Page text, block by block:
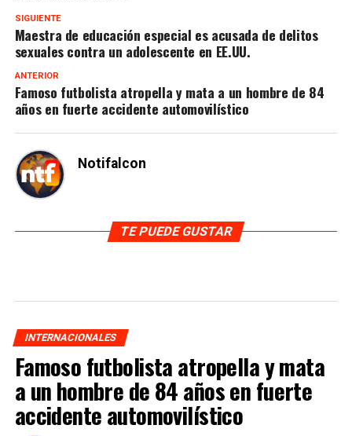
SIGUIENTE
Maestra de educación especial es acusada de delitos
sexuales contra un adolescente en EE.UU.
ANTERIOR
Famoso futbolista atropella y mata a un hombre de 84
años en fuerte accidente automovilístico
Notifalcon
TE PUEDE GUSTAR
INTERNACIONALES
Famoso futbolista atropella y mata
a un hombre de 84 años en fuerte
accidente automovilístico